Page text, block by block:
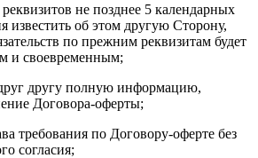
не позднее 5 календарных
известить об этом другую Сторону,
по прежним реквизитам будет
и своевременным;
другу полную информацию,
Договора-оферты;
требования по Договору-оферте без
согласия;